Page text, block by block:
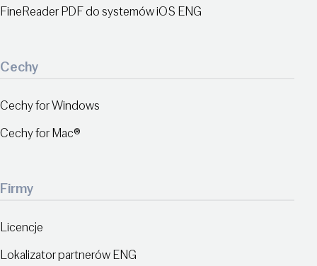
FineReader PDF do systemów iOS ENG
Cechy
Cechy for Windows
Cechy for Mac®
Firmy
Licencje
Lokalizator partnerów ENG